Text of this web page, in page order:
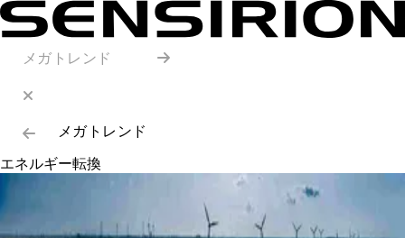
メガトレンド
メガトレンド
エネルギー転換